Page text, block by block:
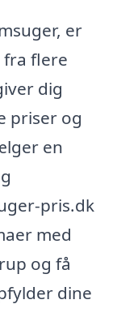
er
flere
dig
priser og
en
pris.dk
med
og få
dine